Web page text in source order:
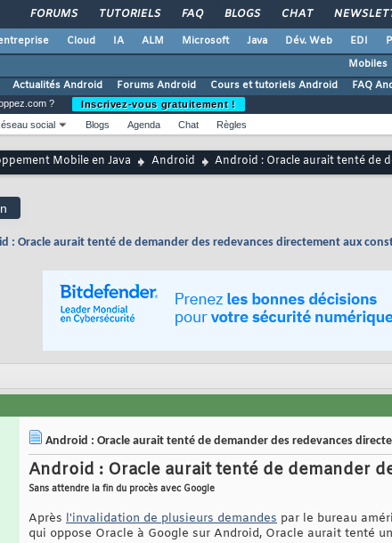
FORUMS TUTORIELS FAQ BLOGS CHAT
Cloud IA ALM Microsoft Java Dév. Web EDI
Mobiles
Actualités Android
Forums Android Cours et tutoriels Android FAQ
?
Inscrivez-vous gratuitement !
social Blogs Agenda Chat Règles
Mobile en Java Android Android : Oracle aurait tenté de
: Oracle aurait tenté de demander des redevances directement aux
Android : Oracle aurait tenté de demander des redevances
Android : Oracle aurait tenté de demander
Sans attendre la fin du procès avec Google
Après l'invalidation de plusieurs demandes par le bureau
qui oppose Oracle à Google sur Android, Oracle aurait tenté